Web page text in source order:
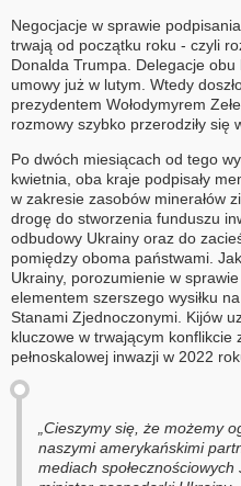
Negocjacje w sprawie
trwają od początku roku - czyli
Donalda Trumpa. Delegacje
umowy już w lutym. Wtedy
prezydentem Wołodymyrem
rozmowy szybko przerodziły się
Po dwóch miesiącach od tego
kwietnia, oba kraje podpisały
w zakresie zasobów minerałów
drogę do stworzenia funduszu
odbudowy Ukrainy oraz do
pomiędzy oboma państwami.
Ukrainy, porozumienie w
elementem szerszego wysiłku
Stanami Zjednoczonymi. Kijów
kluczowe w trwającym konflikcie
pełnoskalowej inwazji w 2022
„Cieszymy się, że możemy
naszymi amerykańskimi
mediach